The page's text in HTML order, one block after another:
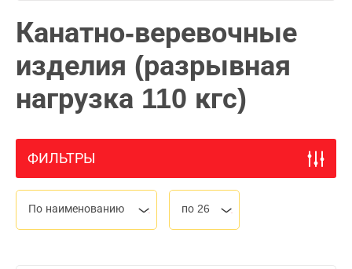
Канатно-веревочные
изделия (разрывная
нагрузка 110 кгс)
ФИЛЬТРЫ
По наименованию по 26